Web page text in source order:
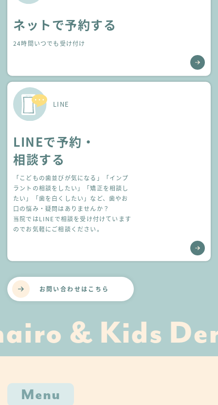
ネットで予約する
24時間いつでも受け付け
LINE
LINEで予約・
相談する
「こどもの歯並びが気になる」「インプ
ラントの相談をしたい」
「矯正を相談し
たい」「歯を白くしたい」など、歯やお
口の悩み・疑問はありませんか？
当院ではLINEで相談を受け付けています
のでお気軽にご相談ください。
お問い合わせはこちら
& Kids
Menu